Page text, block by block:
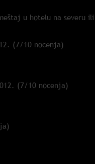
u hotelu na severu
(7/10 nocenja)
(7/10 nocenja)